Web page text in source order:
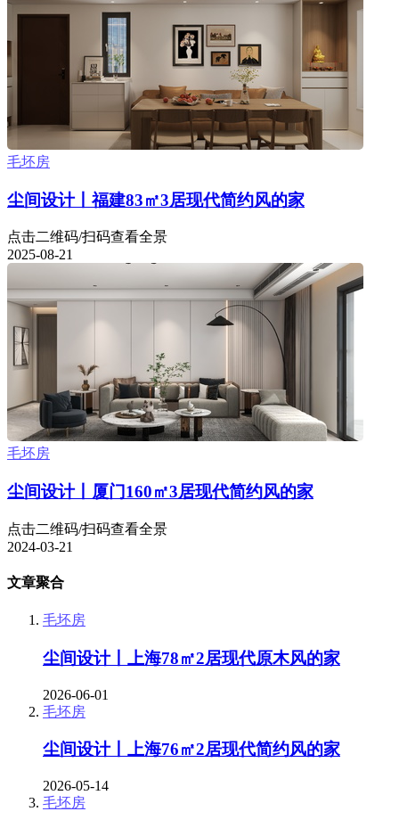
毛坯房
尘间设计丨福建83㎡3居现代简约风的家
点击二维码/扫码查看全景
2025-08-21
毛坯房
尘间设计丨厦门160㎡3居现代简约风的家
点击二维码/扫码查看全景
2024-03-21
文章聚合
毛坯房
尘间设计丨上海78㎡2居现代原木风的家
2026-06-01
毛坯房
尘间设计丨上海76㎡2居现代简约风的家
2026-05-14
毛坯房